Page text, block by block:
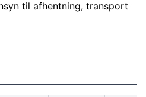
til afhentning, transport